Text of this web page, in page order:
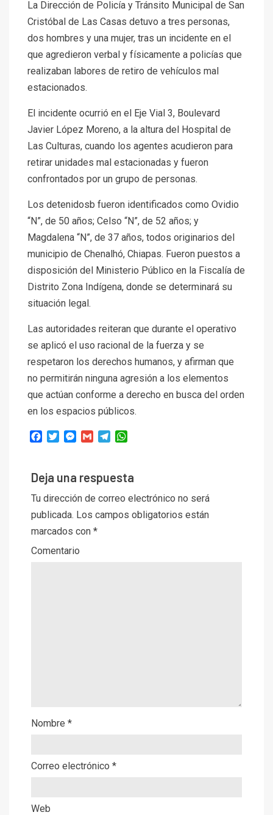
La Dirección de Policía y Tránsito Municipal de San
Cristóbal de Las Casas detuvo a tres personas,
dos hombres y una mujer, tras un incidente en el
que agredieron verbal y físicamente a policías que
realizaban labores de retiro de vehículos mal
estacionados.
El incidente ocurrió en el Eje Vial 3, Boulevard
Javier López Moreno, a la altura del Hospital de
Las Culturas, cuando los agentes acudieron para
retirar unidades mal estacionadas y fueron
confrontados por un grupo de personas.
Los detenidosb fueron identificados como Ovidio
“N”, de 50 años; Celso “N”, de 52 años; y
Magdalena “N”, de 37 años, todos originarios del
municipio de Chenalhó, Chiapas. Fueron puestos a
disposición del Ministerio Público en la Fiscalía de
Distrito Zona Indígena, donde se determinará su
situación legal.
Las autoridades reiteran que durante el operativo
se aplicó el uso racional de la fuerza y se
respetaron los derechos humanos, y afirman que
no permitirán ninguna agresión a los elementos
que actúan conforme a derecho en busca del orden
en los espacios públicos.
Facebook
TwitterMessenger
Gmail Telegram
Deja una respuesta
Tu dirección de correo electrónico no será
publicada. Los campos obligatorios están
marcados con *
Comentario
Nombre *
Correo electrónico *
Web